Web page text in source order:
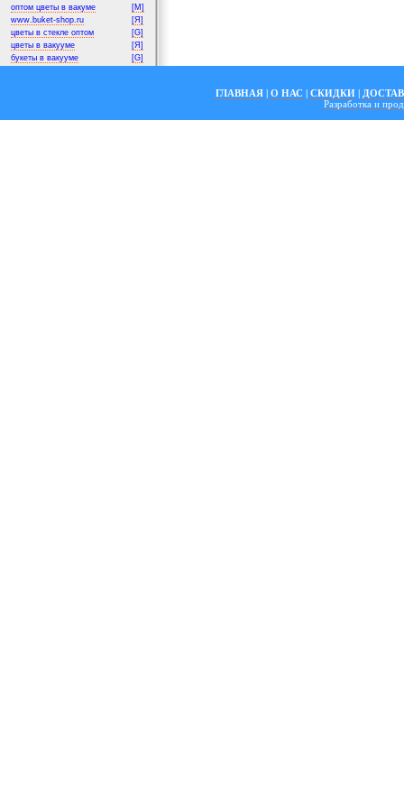
оптом цветы в вакуме
[M]
www.buket-shop.ru
[Я]
цветы в стекле оптом
[G]
цветы в вакууме
[Я]
букеты в вакууме
[G]
ГЛАВНАЯ | О НАС | СКИДКИ |
Разработка и